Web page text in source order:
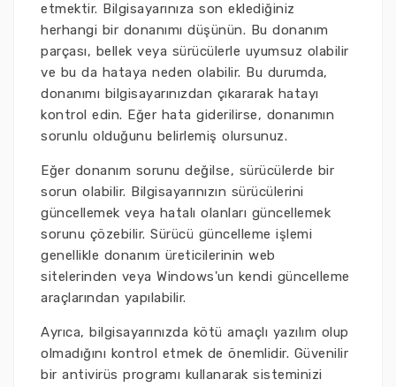
etmektir. Bilgisayarınıza son eklediğiniz
herhangi bir donanımı düşünün. Bu donanım
parçası, bellek veya sürücülerle uyumsuz olabilir
ve bu da hataya neden olabilir. Bu durumda,
donanımı bilgisayarınızdan çıkararak hatayı
kontrol edin. Eğer hata giderilirse, donanımın
sorunlu olduğunu belirlemiş olursunuz.
Eğer donanım sorunu değilse, sürücülerde bir
sorun olabilir. Bilgisayarınızın sürücülerini
güncellemek veya hatalı olanları güncellemek
sorunu çözebilir. Sürücü güncelleme işlemi
genellikle donanım üreticilerinin web
sitelerinden veya Windows'un kendi güncelleme
araçlarından yapılabilir.
Ayrıca, bilgisayarınızda kötü amaçlı yazılım olup
olmadığını kontrol etmek de önemlidir. Güvenilir
bir antivirüs programı kullanarak sisteminizi